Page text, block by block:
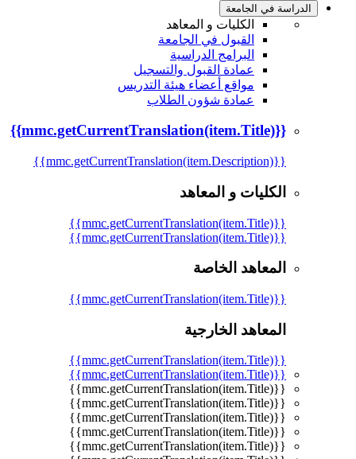
الدراسة في الجامعة
الكليات و المعاهد
القبول في الجامعة
البرامج الدراسية
عمادة القبول والتسجيل
مواقع أعضاء هيئة التدريس
عمادة شؤون الطلاب
{{mmc.getCurrentTranslation(item.Title)}}
{{mmc.getCurrentTranslation(item.Description)}}
الكليات و المعاهد
{{mmc.getCurrentTranslation(item.Title)}}
{{mmc.getCurrentTranslation(item.Title)}}
المعاهد الخاصة
{{mmc.getCurrentTranslation(item.Title)}}
المعاهد الخارجية
{{mmc.getCurrentTranslation(item.Title)}}
{{mmc.getCurrentTranslation(item.Title)}}
{{mmc.getCurrentTranslation(item.Title)}}
{{mmc.getCurrentTranslation(item.Title)}}
{{mmc.getCurrentTranslation(item.Title)}}
{{mmc.getCurrentTranslation(item.Title)}}
{{mmc.getCurrentTranslation(item.Title)}}